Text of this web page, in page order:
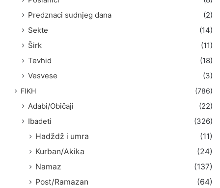
Predznaci sudnjeg dana
(2)
Sekte
(14)
Širk
(11)
Tevhid
(18)
Vesvese
(3)
FIKH (786)
Adabi/Običaji
(22)
Ibadeti
(326)
Hadždž i umra
(11)
Kurban/Akika
(24)
Namaz
(137)
Post/Ramazan
(64)